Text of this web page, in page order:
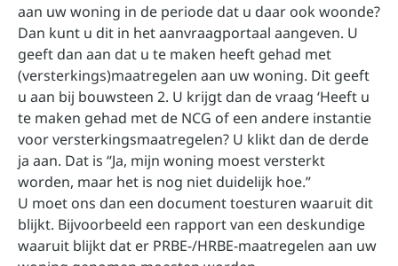
aan uw woning in de periode dat u daar ook woonde?
Dan kunt u dit in het aanvraagportaal aangeven. U
geeft dan aan dat u te maken heeft gehad met
(versterkings)maatregelen aan uw woning. Dit geeft
u aan bij bouwsteen 2. U krijgt dan de vraag ‘Heeft u
te maken gehad met de NCG of een andere instantie
voor versterkingsmaatregelen? U klikt dan de derde
ja aan. Dat is “Ja, mijn woning moest versterkt
worden, maar het is nog niet duidelijk hoe.”
U moet ons dan een document toesturen waaruit dit
blijkt. Bijvoorbeeld een rapport van een deskundige
waaruit blijkt dat er PRBE-/HRBE-maatregelen aan uw